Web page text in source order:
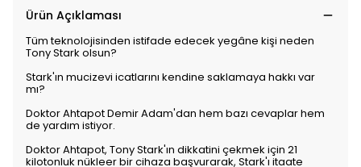
Ürün Açıklaması
Tüm teknolojisinden istifade edecek yegâne kişi neden
Tony Stark olsun?
Stark'ın mucizevi icatlarını kendine saklamaya hakkı var
mı?
Doktor Ahtapot Demir Adam'dan hem bazı cevaplar hem
de yardım istiyor.
Doktor Ahtapot, Tony Stark'ın dikkatini çekmek için 21
kilotonluk nükleer bir cihaza başvurarak, Stark'ı itaate